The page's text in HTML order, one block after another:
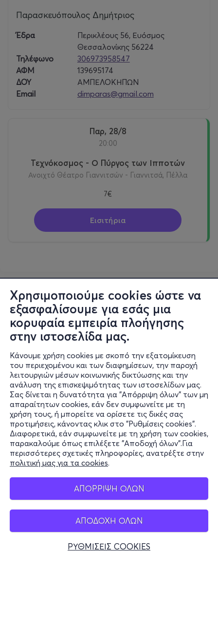
Χρησιμοποιούμε cookies ώστε να
εξασφαλίσουμε για εσάς μια
κορυφαία εμπειρία πλοήγησης
στην ιστοσελίδα μας.
Κάνουμε χρήση cookies με σκοπό την εξατομίκευση
του περιεχομένου και των διαφημίσεων, την παροχή
λειτουργιών μέσων κοινωνικής δικτύωσης και την
ανάλυση της επισκεψιμότητας των ιστοσελίδων μας.
Σας δίνεται η δυνατότητα για "Απόρριψη όλων" των μη
απαραίτητων cookies, εάν δεν συμφωνείτε με τη
χρήση τους, ή μπορείτε να ορίσετε τις δικές σας
προτιμήσεις, κάνοντας κλικ στο "Ρυθμίσεις cookies".
Διαφορετικά, εάν συμφωνείτε με τη χρήση των cookies,
παρακαλούμε όπως επιλέξετε "Αποδοχή όλων".Για
περισσότερες σχετικές πληροφορίες, ανατρέξτε στην
πολιτική μας για τα cookies.
ΑΠΟΡΡΙΨΗ ΟΛΩΝ
ΑΠΟΔΟΧΗ ΟΛΩΝ
ΡΥΘΜΙΣΕΙΣ COOKIES
Παρασκευόπουλος Δημήτριος
Έδρα
Περικλέους 56, Ευόσμος
Θεσσαλονίκης 56224
Τηλέφωνο
306973958547
ΑΦΜ
139695174
ΔΟΥ
ΑΜΠΕΛΟΚΗΠΩΝ
Email
dimparas@gmail.com
Παρ, 28/8
20:00
Τεχνόκοσμος - Ο Πύργος των Ιπποτών
Ανοιχτό Θέατρο Γιαννιτσών - Γιαννιτσά, Πέλλα
7€
Εισιτήρια
Πληροφορίες
Υποστήριξη
Stay Connected
Mobile app